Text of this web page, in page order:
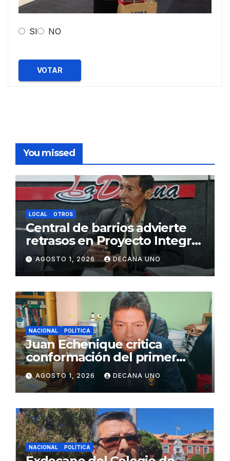
SI NO
VOTAR
You missed
LOCAL OTROS
Central de barrios advierte
retrasos en Proyecto Integral
de Agua y Alcantarillado para
Juliaca
AGOSTO 1, 2026 DECANA UNO
NACIONAL POLÍTICA
Juan Echenique critica
conformación del primer
gabinete ministerial de Keiko
Fujimori
AGOSTO 1, 2026 DECANA UNO
NACIONAL POLÍTICA